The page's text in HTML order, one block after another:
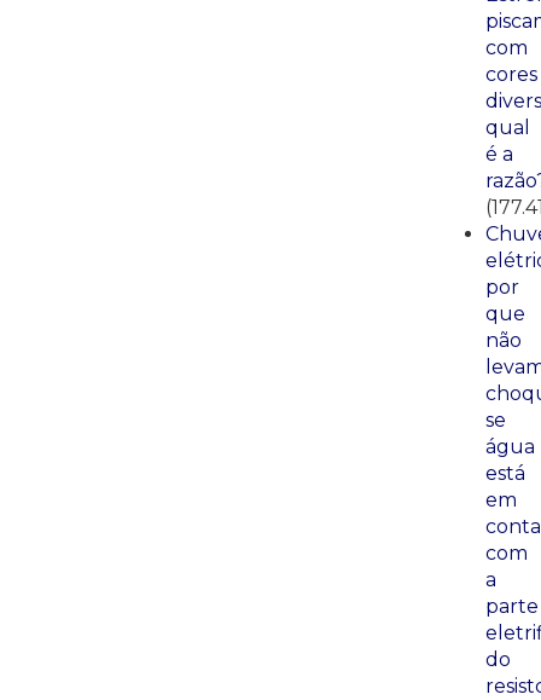
com
cores
qual
é a
por
que
não
se
água
está
em
com
a
parte
do